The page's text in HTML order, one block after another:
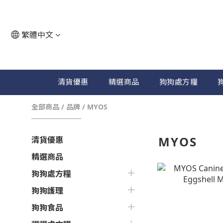
繁體中文
清貨優惠 精選商品 狗狗處方糧
全部商品 / 品牌 / MYOS
清貨優惠
精選商品
狗狗處方糧
狗狗護理
狗狗食品
MYOS